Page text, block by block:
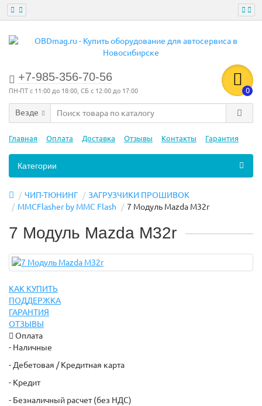
+7-985-356-70-56
ПН-ПТ с 11:00 до 18:00, СБ с 12:00 до 17:00 0
Везде
Главная Оплата Доставка Отзывы Контакты Гарантия
Категории
ЧИП-ТЮНИНГ
ЗАГРУЗЧИКИ ПРОШИВОК
MMCFlasher by MMC Flash
7 Модуль Mazda M32r
7 Модуль Mazda M32r
КАК КУПИТЬ
ПОДДЕРЖКА
ГАРАНТИЯ
ОТЗЫВЫ
Оплата
- Наличные
- Дебетовая / Кредитная карта
- Кредит
- Безналичный расчет (без НДС)